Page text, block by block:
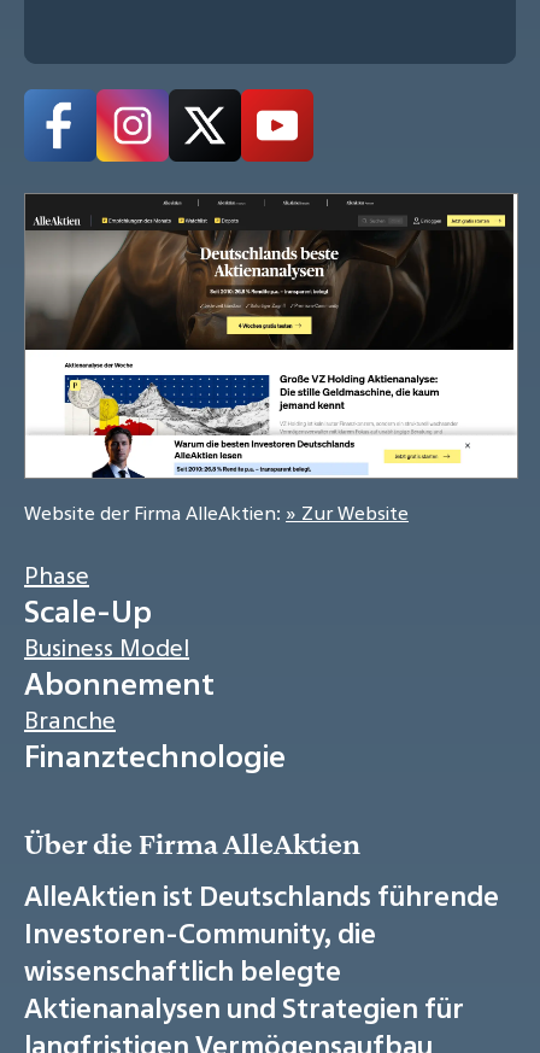
Website der Firma AlleAktien: » Zur Website
Phase
Scale-Up
Business Model
Abonnement
Branche
Finanztechnologie
Über die Firma AlleAktien
AlleAktien ist Deutschlands führende
Investoren-Community, die
wissenschaftlich belegte
Aktienanalysen und Strategien für